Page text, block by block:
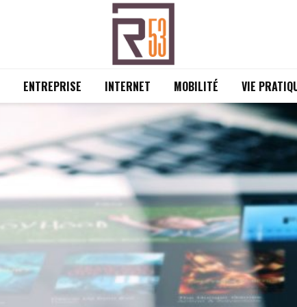
ENTREPRISE INTERNET MOBILITÉ VIE